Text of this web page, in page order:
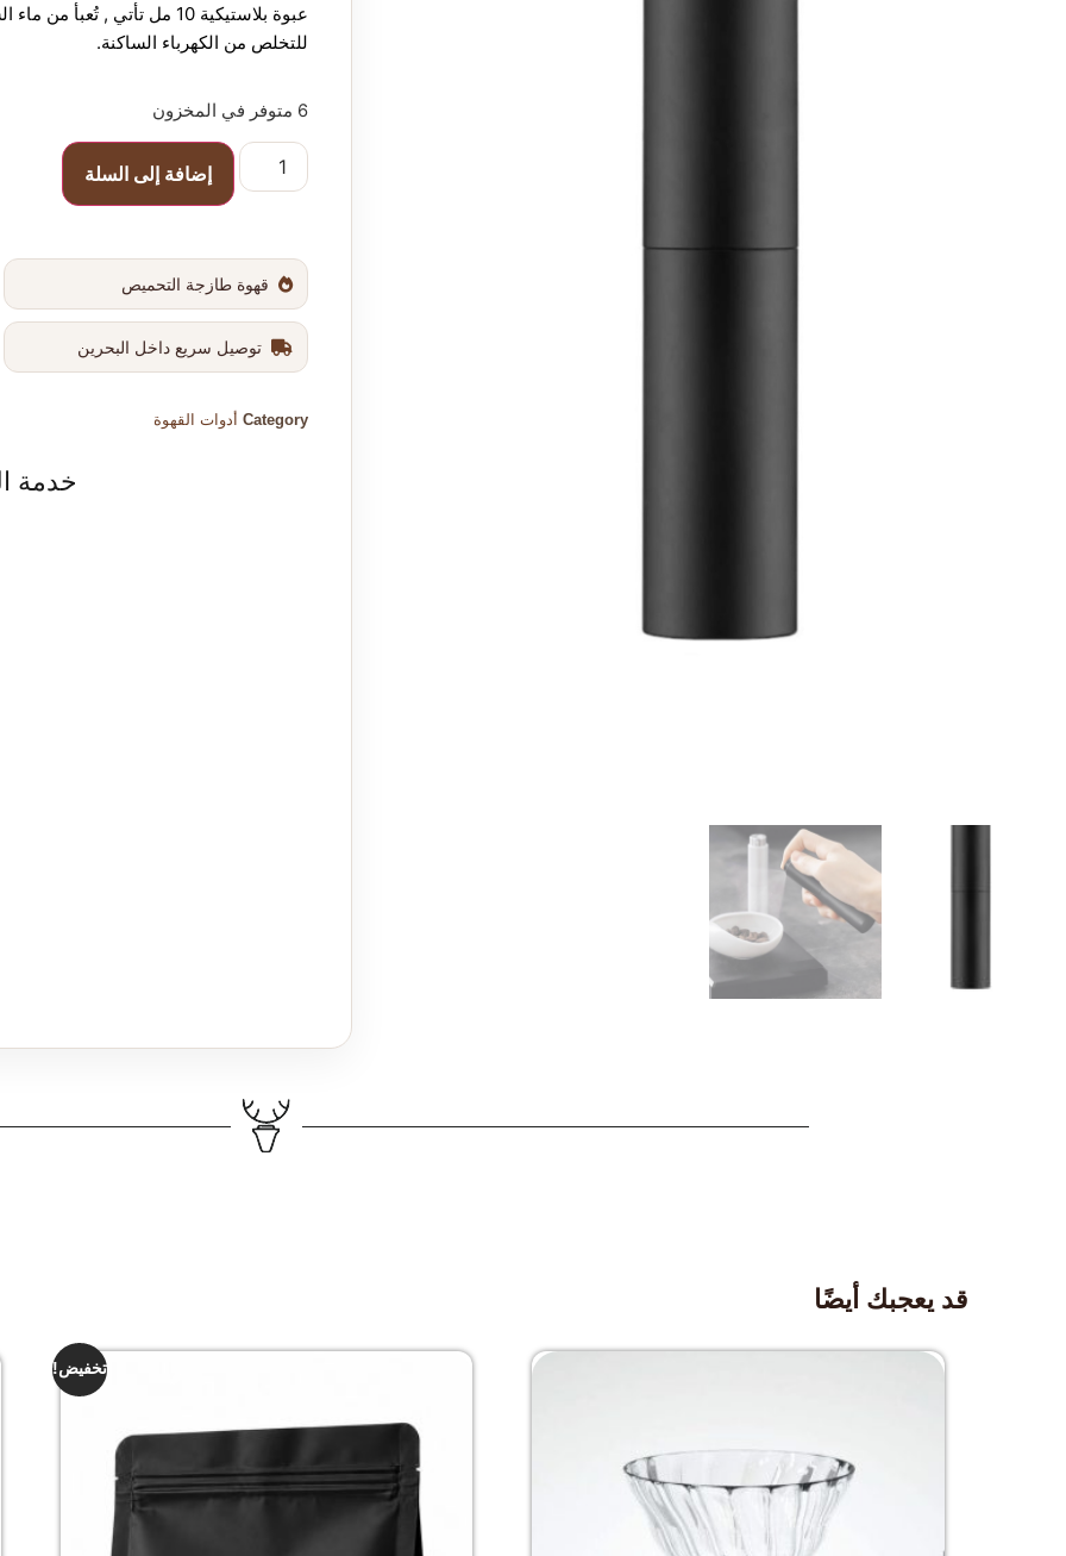
عبوة بلاستيكية مل تأتي , تُعبأ من ماء
للتخلص من الكهرباء الساكنة.
6 متوفر في المخزون
إضافة إلى السلة
قهوة طازجة التحميص
توصيل سريع داخل البحرين
Category أدوات القهوة
خدمة
قد يعجبك أيضًا
تخفيض!